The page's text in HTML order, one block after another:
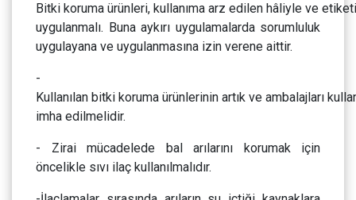
Bitki koruma ürünleri, kullanıma arz edilen hâliyle ve
uygulanmalı. Buna aykırı uygulamalarda sorumluluk
uygulayana ve uygulanmasına izin verene aittir.
-
Kullanılan bitki koruma ürünlerinin artık ve ambalajları
imha edilmelidir.
- Zirai mücadelede bal arılarını korumak için
öncelikle sıvı ilaç kullanılmalıdır.